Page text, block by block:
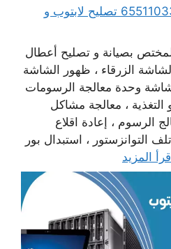
مهندس كمبيوتر صبحان 65511033 تصليح لابتوب و
بصيانة و تصليح أعطال
الزرقاء ، ظهور الشاشة
وحدة معالجة الرسومات
، معالجة مشاكل
الرسوم ، إعادة اقلاع
التوانزستور ، استبدال بور
المزيد